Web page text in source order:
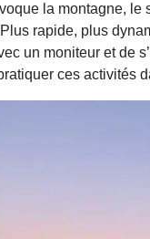
la montagne,
rapide, plus
un moniteur et de
ces activités